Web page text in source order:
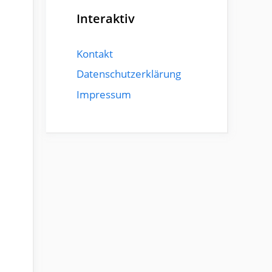
Interaktiv
Kontakt
Datenschutzerklärung
Impressum